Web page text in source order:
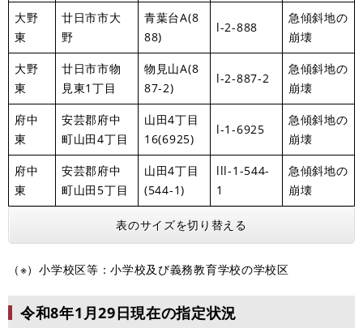
大野
東
廿日市市大
野
青葉台A(8
88)
l-2-888
急傾斜地の
崩壊
大野
東
廿日市市物
見東1丁目
物見山A(8
87-2)
l-2-887-2
急傾斜地の
崩壊
府中
東
安芸郡府中
町山田4丁目
山田4丁目
16(6925)
l-1-6925
急傾斜地の
崩壊
府中
東
安芸郡府中
町山田5丁目
山田4丁目
(544-1)
lll-1-544-
1
急傾斜地の
崩壊
表のサイズを切り替える
（※）小学校区等：小学校及び義務教育学校の学校区
令和8年1月29日現在の指定状況